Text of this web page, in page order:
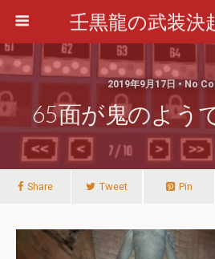
壬黒龍の武装決
2019年9月17日 • No
65面が鬼のよう
Share Tweet Pin